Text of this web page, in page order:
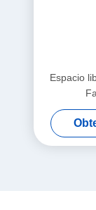
Espacio